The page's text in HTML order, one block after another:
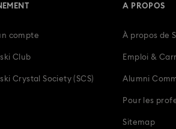
compte
Club
Crystal Society (SCS)
A PROPOS
À propos de
Emploi &
Alumni
Pour les
Sitemap